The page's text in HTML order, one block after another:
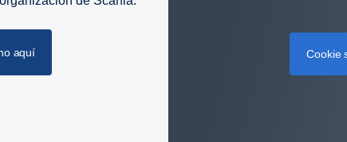
aquí Cookie